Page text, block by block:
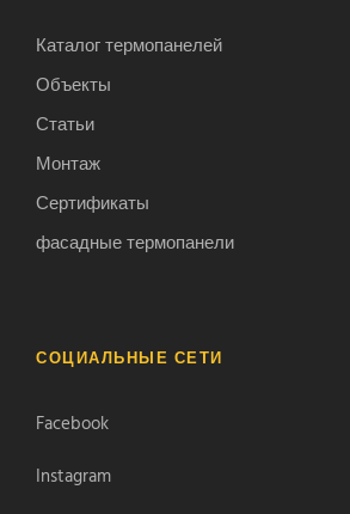
Каталог термопанелей
Объекты
Статьи
Монтаж
Сертификаты
фасадные термопанели
СОЦИАЛЬНЫЕ СЕТИ
Facebook
Instagram